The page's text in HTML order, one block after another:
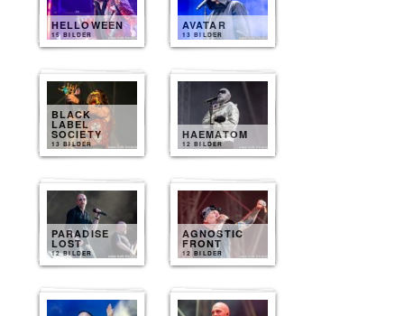
HELLOWEEN
15 BILDER
AVATAR
13 BILDER
BLACK
LABEL
SOCIETY
13 BILDER
HAEMATOM
12 BILDER
PARADISE
LOST
12 BILDER
AGNOSTIC
FRONT
12 BILDER